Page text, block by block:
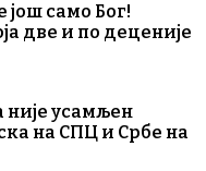
још само Бог!
две и по деценије
није усамљен
на СПЦ и Србе на